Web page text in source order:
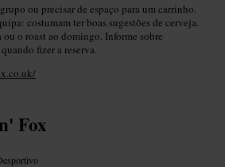
ou precisar de espaço para um carrinho.
costumam ter boas sugestões de cerveja.
o roast ao domingo. Informe sobre
fizer a reserva.
Fox